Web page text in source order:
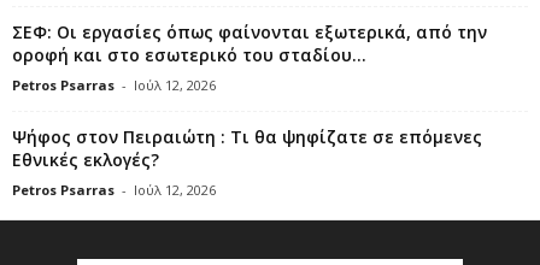
ΣΕΦ: Οι εργασίες όπως φαίνονται εξωτερικά, από την
οροφή και στο εσωτερικό του σταδίου...
Petros Psarras - Ιούλ 12, 2026
Ψήφος στον Πειραιώτη : Τι θα ψηφίζατε σε επόμενες
Εθνικές εκλογές?
Petros Psarras - Ιούλ 12, 2026